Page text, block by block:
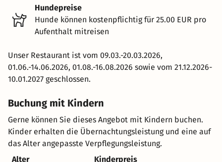
Hundepreise
Hunde können kostenpflichtig für 25.00 EUR pro
Aufenthalt mitreisen
Unser Restaurant ist vom 09.03.-20.03.2026,
01.06.-14.06.2026, 01.08.-16.08.2026 sowie vom 21.12.2026-
10.01.2027 geschlossen.
Buchung mit Kindern
Gerne können Sie dieses Angebot mit Kindern buchen.
Kinder erhalten die Übernachtungsleistung und eine auf
das Alter angepasste Verpflegungsleistung.
Alter
Kinderpreis